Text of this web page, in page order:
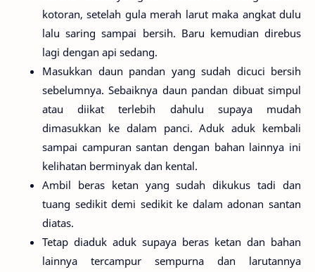
kotoran, setelah gula merah larut maka angkat dulu
lalu saring sampai bersih. Baru kemudian direbus
lagi dengan api sedang.
Masukkan daun pandan yang sudah dicuci bersih
sebelumnya. Sebaiknya daun pandan dibuat simpul
atau diikat terlebih dahulu supaya mudah
dimasukkan ke dalam panci. Aduk aduk kembali
sampai campuran santan dengan bahan lainnya ini
kelihatan berminyak dan kental.
Ambil beras ketan yang sudah dikukus tadi dan
tuang sedikit demi sedikit ke dalam adonan santan
diatas.
Tetap diaduk aduk supaya beras ketan dan bahan
lainnya tercampur sempurna dan larutannya